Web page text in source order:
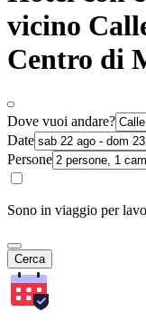
vicino
Centro di
Dove vuoi andare?
Date
Persone
Sono in viaggio per
Cerca